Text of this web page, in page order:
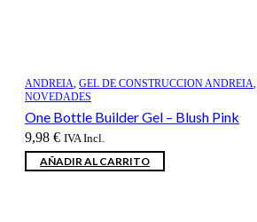
ANDREIA, GEL DE CONSTRUCCION ANDREIA,
NOVEDADES
One Bottle Builder Gel – Blush Pink
9,98 € IVA Incl.
AÑADIR AL CARRITO